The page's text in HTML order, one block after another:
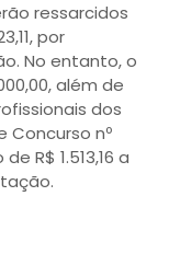
ressarcidos
por
No entanto, o
além de
dos
Concurso nº
R$ 1.513,16 a